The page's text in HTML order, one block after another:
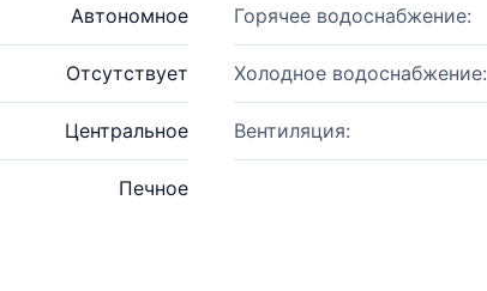
Автономное Горячее водоснабжение:
Отсутствует Холодное водоснабжение:
Центральное Вентиляция:
Печное